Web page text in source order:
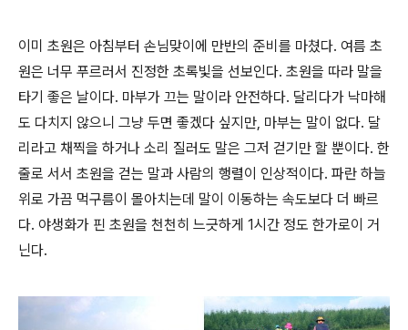
이미 초원은 아침부터 손님맞이에 만반의 준비를 마쳤다. 여름 초
원은 너무 푸르러서 진정한 초록빛을 선보인다. 초원을 따라 말을
타기 좋은 날이다. 마부가 끄는 말이라 안전하다. 달리다가 낙마해
도 다치지 않으니 그냥 두면 좋겠다 싶지만, 마부는 말이 없다. 달
리라고 채찍을 하거나 소리 질러도 말은 그저 걷기만 할 뿐이다. 한
줄로 서서 초원을 걷는 말과 사람의 행렬이 인상적이다. 파란 하늘
위로 가끔 먹구름이 몰아치는데 말이 이동하는 속도보다 더 빠르
다. 야생화가 핀 초원을 천천히 느긋하게 1시간 정도 한가로이 거
닌다.